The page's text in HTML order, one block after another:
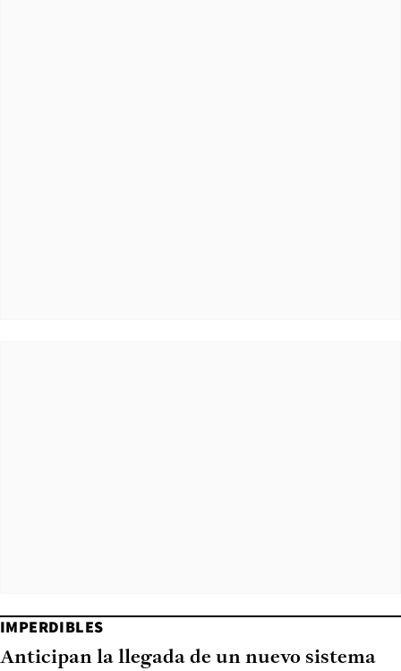
IMPERDIBLES
Anticipan la llegada de un nuevo sistema